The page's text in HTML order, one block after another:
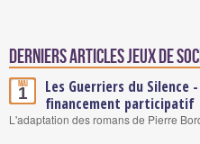
Derniers articles Jeux de
Mai
1
Les Guerriers du Silence
financement participatif
L'adaptation des romans de Pierre